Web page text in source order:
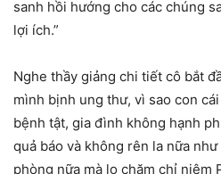
sanh hồi hướng cho các chúng
lợi ích.”
Nghe thầy giảng chi tiết cô bắt
mình bịnh ung thư, vì sao con
bệnh tật, gia đình không hạnh
quả báo và không rên la nữa
phòng nữa mà lo chăm chỉ niệm